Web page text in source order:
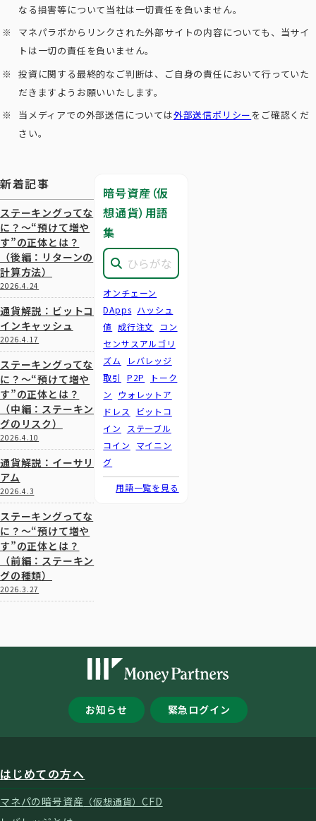
なる損害等について当社は一切責任を負いません。
マネパラボからリンクされた外部サイトの内容についても、当サイ
トは一切の責任を負いません。
投資に関する最終的なご判断は、ご自身の責任において行っていた
だきますようお願いいたします。
当メディアでの外部送信については外部送信ポリシー をご確認くだ
さい。
新着記事
ステーキングってな
に？～“預けて増や
す”の正体とは？
（後編：リターンの
計算方法）
2026.4.24
通貨解説：ビットコ
インキャッシュ
2026.4.17
ステーキングってな
に？～“預けて増や
す”の正体とは？
（中編：ステーキン
グのリスク）
2026.4.10
通貨解説：イーサリ
アム
2026.4.3
ステーキングってな
に？～“預けて増や
す”の正体とは？
（前編：ステーキン
グの種類）
2026.3.27
暗号資産（仮
想通貨）用語
集
オンチェーン
DApps ハッシュ
値 成行注文
コン
センサスアルゴリ
ズム
レバレッジ
取引
P2P
トーク
ン
ウォレットア
ドレス
ビットコ
イン
ステーブル
コイン
マイニン
グ
用語一覧を見る
お知らせ 緊急ログイン
はじめての方へ
マネパの暗号資産 （仮想通貨）CFD